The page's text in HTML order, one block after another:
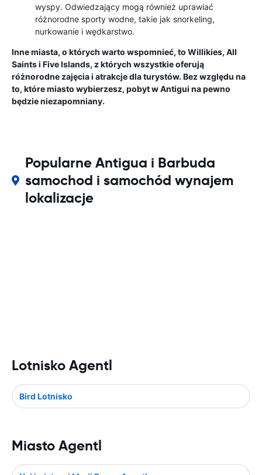
wyspy. Odwiedzający mogą również uprawiać
różnorodne sporty wodne, takie jak snorkeling,
nurkowanie i wędkarstwo.
Inne miasta, o których warto wspomnieć, to Willikies, All
Saints i Five Islands, z których wszystkie oferują
różnorodne zajęcia i atrakcje dla turystów. Bez względu na
to, które miasto wybierzesz, pobyt w Antigui na pewno
będzie niezapomniany.
Popularne Antigua i Barbuda
samochod i samochód wynajem
lokalizacje
Lotnisko Agentl
Bird Lotnisko
Miasto Agentl